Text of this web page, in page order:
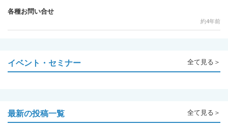
各種お問い合せ
約4年前
イベント・セミナー 全て見る＞
最新の投稿一覧 全て見る＞